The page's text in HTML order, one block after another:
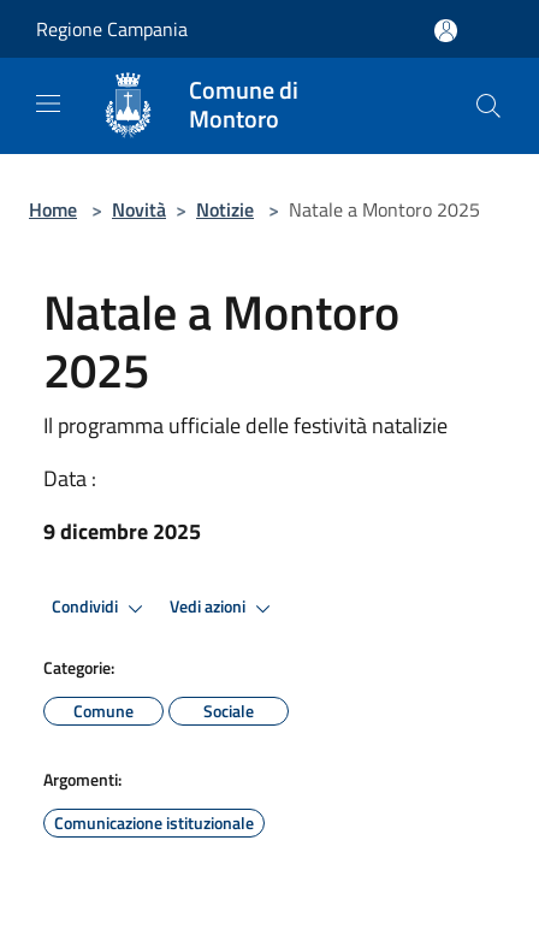
Regione Campania
Comune di
Montoro
Home > Novità > Notizie > Natale a Montoro 2025
Natale a Montoro
2025
Il programma ufficiale delle festività natalizie
Data :
9 dicembre 2025
Condividi Vedi azioni
Categorie:
Comune
Sociale
Argomenti:
Comunicazione istituzionale